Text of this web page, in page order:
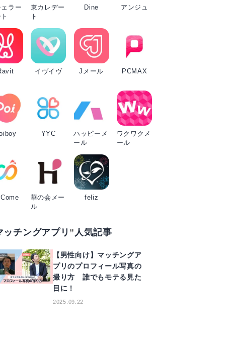
ラー
東カレデー
ト
Dine アンジュ
イヴイヴ Jメール PCMAX
YYC
ハッピーメ
ール
ワクワクメ
ール
華の会メー
ル
feliz
ッチングアプリ 人気記事
【男性向け】マッチングア
プリのプロフィール写真の
撮り方 誰でもモテる見た
目に！
2025.09.22